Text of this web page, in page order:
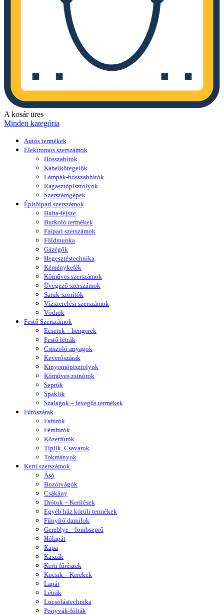
A kosár üres
Minden kategória
Autós termékek
Elektromos szerszámok
Hosszabítók
Kábelkötegelők
Lámpák-hosszabbítók
Ragasztópisztolyok
Szerszámgépek
Építőipari szerszámok
Balta-fejsze
Burkoló termékek
Faipari szerszámok
Földmunka
Gázégők
Hegesztéstechnika
Kéménykefék
Kőműves szerszámok
Üvegező szerszámok
Satuk-szorítók
Vízszerelési szerszámok
Vödrök
Festő Szerszámok
Ecsetek – hengerek
Festő létrák
Csiszoló anyagok
Keverőszárak
Kinyomópisztolyok
Kőműves zsinórok
Seprűk
Spaklik
Szalagok – levegős termékek
Fúrószárak
Fafúrók
Fémfúrók
Kőzetfúrók
Tiplik, Csavarok
Tokmányok
Kerti szerszámok
Ásó
Bozótvágók
Csákány
Drótok – Kerítések
Egyéb ház körüli termékek
Fűnyíró damilok
Gereblye – lombseprű
Hólapát
Kapa
Kaszák
Kerti fűrészek
Kocsik – Kerekek
Lapát
Létrák
Locsolástechnika
Ponyvák-fóliák